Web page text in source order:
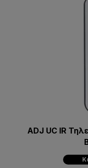
ADJ UC IR